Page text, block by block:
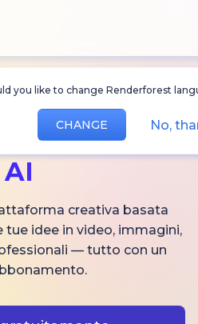
you like to change Renderforest
CHANGE No,
video,
e audio
AI
creativa basata
tue idee in video, immagini,
— tutto con un